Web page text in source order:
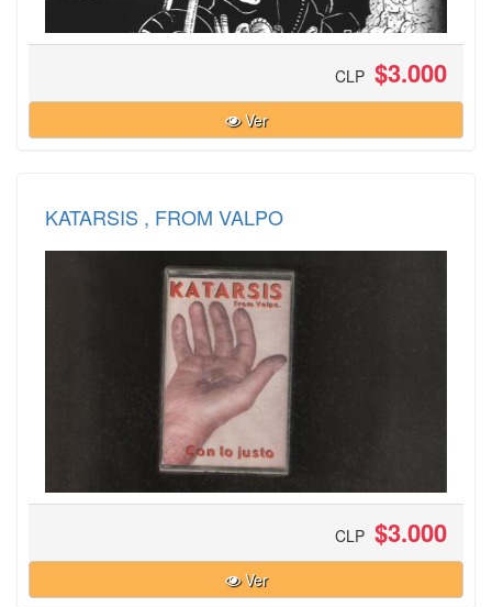
CLP $3.000
Ver
KATARSIS , FROM VALPO
CLP $3.000
Ver